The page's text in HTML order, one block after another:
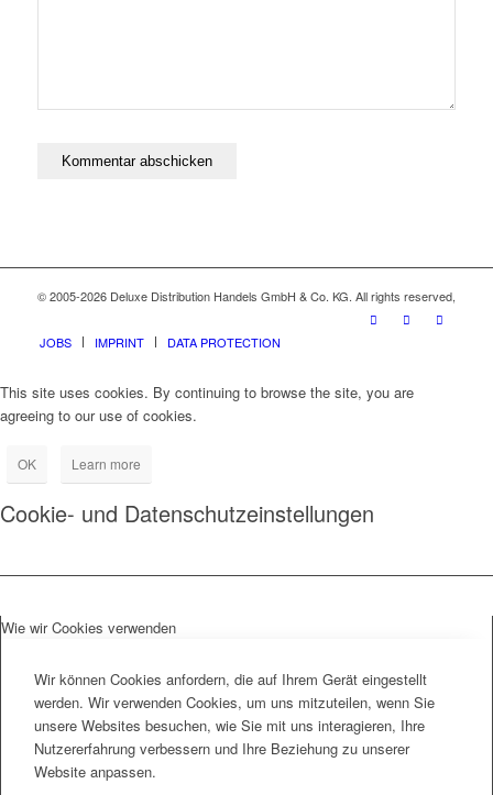
© 2005-2026 Deluxe Distribution Handels GmbH & Co. KG. All rights reserved,
JOBS IMPRINT DATA PROTECTION
This site uses cookies. By continuing to browse the site, you are
agreeing to our use of cookies.
OK Learn more
Cookie- und Datenschutzeinstellungen
Wie wir Cookies verwenden
Wir können Cookies anfordern, die auf Ihrem Gerät eingestellt
werden. Wir verwenden Cookies, um uns mitzuteilen, wenn Sie
unsere Websites besuchen, wie Sie mit uns interagieren, Ihre
Nutzererfahrung verbessern und Ihre Beziehung zu unserer
Website anpassen.